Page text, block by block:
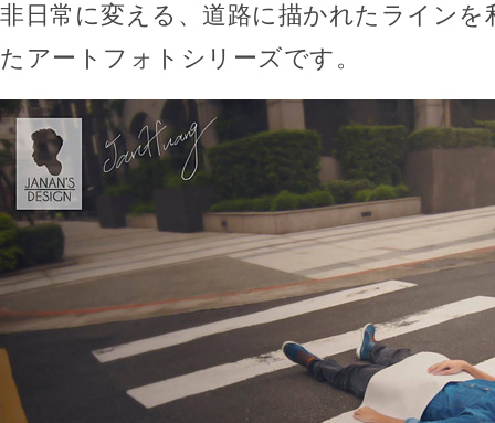
非日常に変える、道路に描かれたラインを
たアートフォトシリーズです。